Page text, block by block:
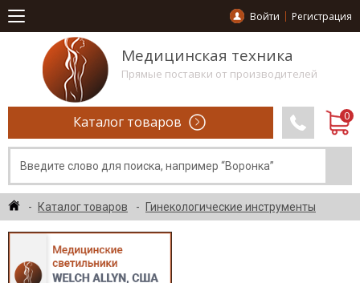
Войти Регистрация
Медицинская техника
Прямые поставки от производителей
Каталог товаров
Каталог товаров Гинекологические инструменты